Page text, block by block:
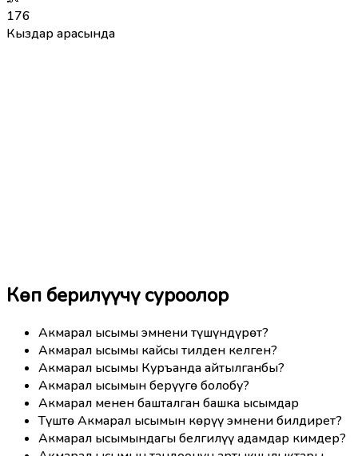
176
Кыздар арасында
Көп берилүүчү суроолор
Акмарал ысымы эмнени түшүндүрөт?
Акмарал ысымы кайсы тилден келген?
Акмарал ысымы Куръанда айтылганбы?
Акмарал ысымын берүүгө болобу?
Акмарал менен башталган башка ысымдар
Түштө Акмарал ысымын көрүү эмнени билдирет?
Акмарал ысымындагы белгилүү адамдар кимдер?